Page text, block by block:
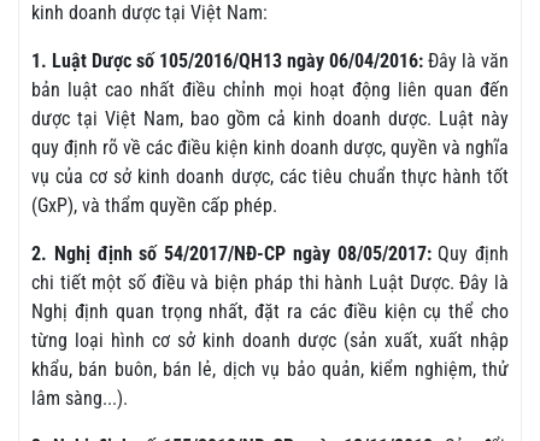
kinh doanh dược tại Việt Nam:
1. Luật Dược số 105/2016/QH13 ngày 06/04/2016: Đây là văn
bản luật cao nhất điều chỉnh mọi hoạt động liên quan đến
dược tại Việt Nam, bao gồm cả kinh doanh dược. Luật này
quy định rõ về các điều kiện kinh doanh dược, quyền và nghĩa
vụ của cơ sở kinh doanh dược, các tiêu chuẩn thực hành tốt
(GxP), và thẩm quyền cấp phép.
2. Nghị định số 54/2017/NĐ-CP ngày 08/05/2017:Quy định
chi tiết một số điều và biện pháp thi hành Luật Dược. Đây là
Nghị định quan trọng nhất, đặt ra các điều kiện cụ thể cho
từng loại hình cơ sở kinh doanh dược (sản xuất, xuất nhập
khẩu, bán buôn, bán lẻ, dịch vụ bảo quản, kiểm nghiệm, thử
lâm sàng...).